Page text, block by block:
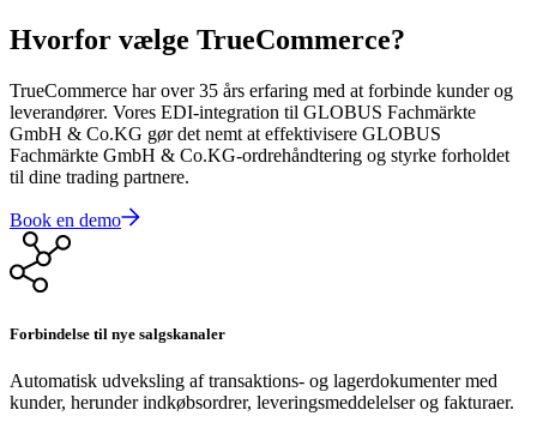
Hvorfor vælge TrueCommerce?
TrueCommerce har over 35 års erfaring med at forbinde kunder og
leverandører. Vores EDI-integration til GLOBUS Fachmärkte
GmbH & Co.KG gør det nemt at effektivisere GLOBUS
Fachmärkte GmbH & Co.KG-ordrehåndtering og styrke forholdet
til dine trading partnere.
Book en demo
Forbindelse til nye salgskanaler
Automatisk udveksling af transaktions- og lagerdokumenter med
kunder, herunder indkøbsordrer, leveringsmeddelelser og fakturaer.